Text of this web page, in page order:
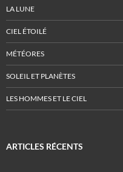
LA LUNE
CIEL ÉTOILÉ
MÉTÉORES
SOLEIL ET PLANÈTES
LES HOMMES ET LE CIEL
ARTICLES RÉCENTS